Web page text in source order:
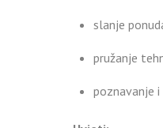
slanje
pružanje
poznavanje